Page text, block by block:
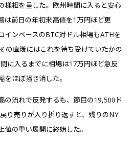
様相を呈した。欧州時間に入ると安心
は前日の年初来高値を1万円ほど更
インベースのBTC対ドル相場もATHを
の直後にはこれを待ち受けていたかの
に入るまでに相場は17万円ほど急反
ほぼ掻き消した。
の流れで反発するも、節目の19,500ド
り売りが入り折り返すと、残りのNY
の重い展開に終始した。